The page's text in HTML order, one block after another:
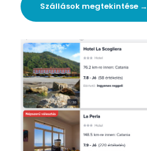
Szállások megtekintése →